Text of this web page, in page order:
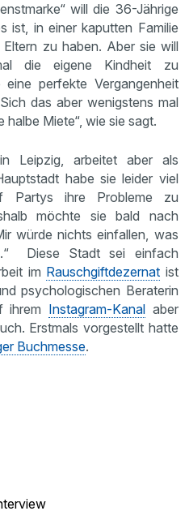
will die 36-Jährige
ist, in einer kaputten Familie
zu haben. Aber sie will
die eigene Kindheit zu
perfekte Vergangenheit
das aber wenigstens mal
Miete“, wie sie sagt.
Leipzig, arbeitet aber als
habe sie leider viel
Partys ihre Probleme zu
möchte sie bald nach
würde nichts einfallen, was
Diese Stadt sei einfach
im Rauschgiftdezernat ist
psychologischen Beraterin
ihrem Instagram-Kanalaber
Erstmals vorgestellt hatte
Buchmesse.